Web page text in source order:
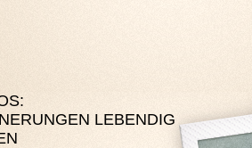
LEBENDIG